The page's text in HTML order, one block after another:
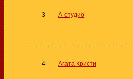
3 А-студио
4 Агата Кристи